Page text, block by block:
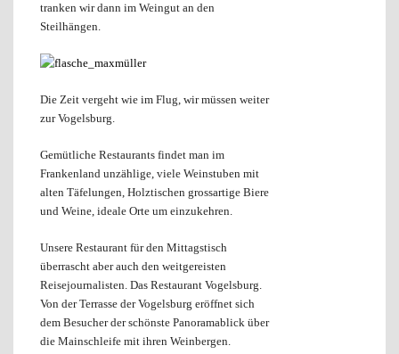
tranken wir dann im Weingut an den
Steilhängen.
Die Zeit vergeht wie im Flug, wir müssen weiter
zur Vogelsburg.
Gemütliche Restaurants findet man im
Frankenland unzählige, viele Weinstuben mit
alten Täfelungen, Holztischen grossartige Biere
und Weine, ideale Orte um einzukehren.
Unsere Restaurant für den Mittagstisch
überrascht aber auch den weitgereisten
Reisejournalisten. Das Restaurant Vogelsburg.
Von der Terrasse der Vogelsburg eröffnet sich
dem Besucher der schönste Panoramablick über
die Mainschleife mit ihren Weinbergen.